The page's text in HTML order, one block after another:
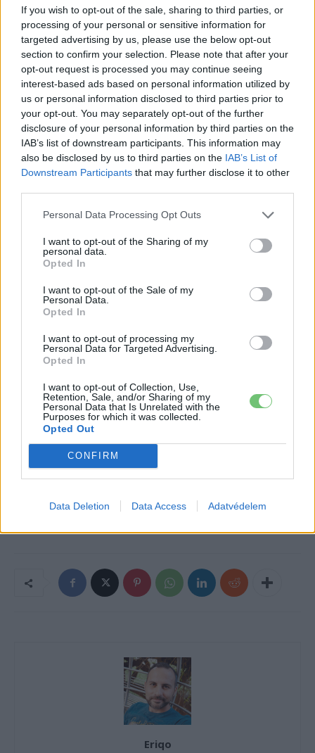
If you wish to opt-out of the sale, sharing to third parties, or
processing of your personal or sensitive information for
targeted advertising by us, please use the below opt-out
section to confirm your selection. Please note that after your
opt-out request is processed you may continue seeing
interest-based ads based on personal information utilized by
us or personal information disclosed to third parties prior to
your opt-out. You may separately opt-out of the further
disclosure of your personal information by third parties on the
IAB’s list of downstream participants. This information may
also be disclosed by us to third parties on the IAB’s List of
Downstream Participants that may further disclose it to other
Personal Data Processing Opt Outs
I want to opt-out of the Sharing of my
personal data.
Opted In
I want to opt-out of the Sale of my
Personal Data.
Opted In
I want to opt-out of processing my
Personal Data for Targeted Advertising.
Opted In
I want to opt-out of Collection, Use,
Retention, Sale, and/or Sharing of my
Personal Data that Is Unrelated with the
Purposes for which it was collected.
Opted Out
CONFIRM
Data Deletion Data Access Adatvédelem
btn_shadow_color=”#3b5998″
btn_shadow_color_hover=”#06c100″
btn_shadow_size=”5″ btn_font_style=”font-
weight:bold;” btn_font_size=”desktop:20px;”]
[ult_buttons btn_title=”Csatlakozz a legnagyobb
Magyar Elektromos autó tippek és kérdések
Facebook csoportunkhoz!”
btn_align=”ubtn-center” btn_size=”ubtn-block”
btn_hover=”ubtn-fade-bg” btn_anim_effect=”ulta-
shrink”
btn_bg_color_hover=”rgba(175,175,175,0.15)”
icon_size=”30″ icon_color=”#3b5998″
btn_icon_pos=”ubtn-sep-icon-at-left”
btn_shadow_color=”#3b5998″
btn_shadow_color_hover=”#06c100″
btn_shadow_size=”2″ btn_font_size=”desktop:14px;”
btn_font_style=”font-weight:bold;”]
Kövesd az e-cars.hu-t a Facebookon is, további
tartalmakért!
Eriqo